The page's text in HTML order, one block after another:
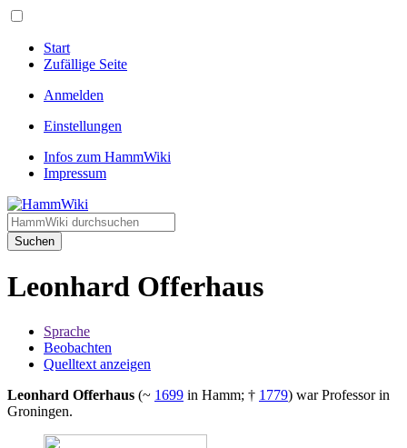
Start
Zufällige Seite
Anmelden
Einstellungen
Infos zum HammWiki
Impressum
Suchen
Leonhard Offerhaus
Sprache
Beobachten
Quelltext anzeigen
Leonhard Offerhaus (~ 1699 in Hamm; † 1779) war Professor in
Groningen.